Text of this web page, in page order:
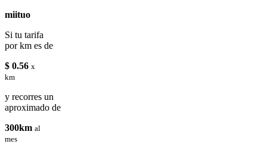
miituo
Si tu tarifa
por km es de
$ 0.56 x
km
y recorres un
aproximado de
300km al
mes